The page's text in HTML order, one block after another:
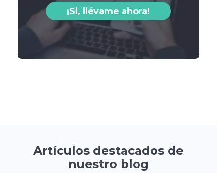
¡Si, llévame ahora!
Artículos destacados de
nuestro blog